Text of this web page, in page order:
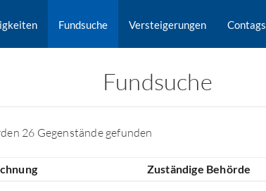
Fundsuche Versteigerungen Contags
Fundsuche
26 Gegenstände gefunden
Zuständige Behörde